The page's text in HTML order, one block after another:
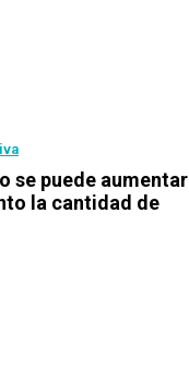
se puede aumentar
la cantidad de